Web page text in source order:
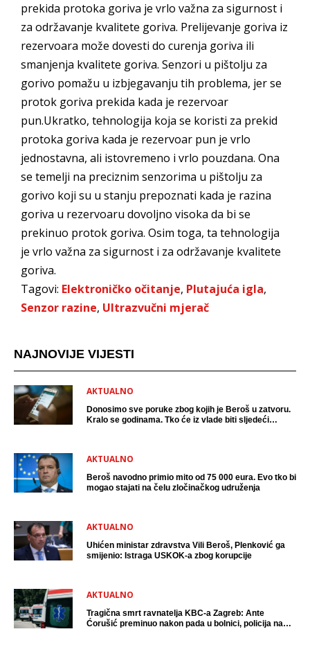
prekida protoka goriva je vrlo važna za sigurnost i
za održavanje kvalitete goriva. Prelijevanje goriva iz
rezervoara može dovesti do curenja goriva ili
smanjenja kvalitete goriva. Senzori u pištolju za
gorivo pomažu u izbjegavanju tih problema, jer se
protok goriva prekida kada je rezervoar
pun.Ukratko, tehnologija koja se koristi za prekid
protoka goriva kada je rezervoar pun je vrlo
jednostavna, ali istovremeno i vrlo pouzdana. Ona
se temelji na preciznim senzorima u pištolju za
gorivo koji su u stanju prepoznati kada je razina
goriva u rezervoaru dovoljno visoka da bi se
prekinuo protok goriva. Osim toga, ta tehnologija
je vrlo važna za sigurnost i za održavanje kvalitete
goriva.
Tagovi: Elektroničko očitanje, Plutajuća igla,
Senzor razine, Ultrazvučni mjerač
NAJNOVIJE VIJESTI
AKTUALNO
Donosimo sve poruke zbog kojih je Beroš u zatvoru.
Kralo se godinama. Tko će iz vlade biti sljedeći
AKTUALNO
Beroš navodno primio mito od 75 000 eura. Evo tko bi
mogao stajati na čelu zločinačkog udruženja
AKTUALNO
Uhićen ministar zdravstva Vili Beroš, Plenković ga
smijenio: Istraga USKOK-a zbog korupcije
AKTUALNO
Tragična smrt ravnatelja KBC-a Zagreb: Ante
Ćorušić preminuo nakon pada u bolnici, policija na